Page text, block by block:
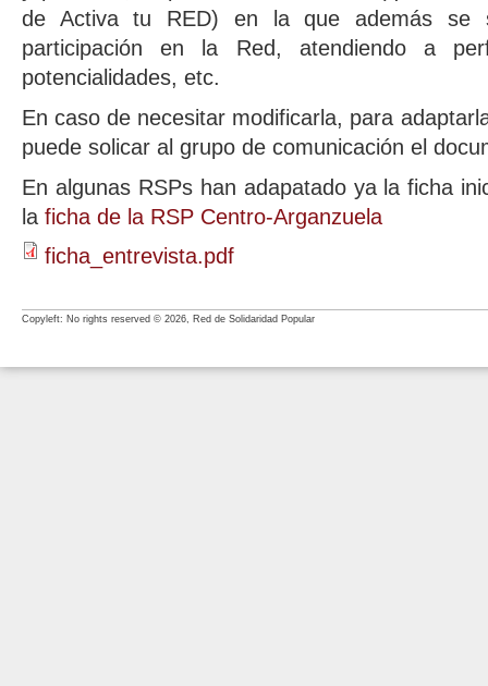
de Activa tu RED) en la que además se
participación en la Red, atendiendo a
potencialidades, etc.
En caso de necesitar modificarla, para
puede solicar al grupo de comunicación el
En algunas RSPs han adapatado ya la ficha
la ficha de la RSP Centro-Arganzuela
ficha_entrevista.pdf
Copyleft: No rights reserved © 2026, Red de Solidaridad Popular